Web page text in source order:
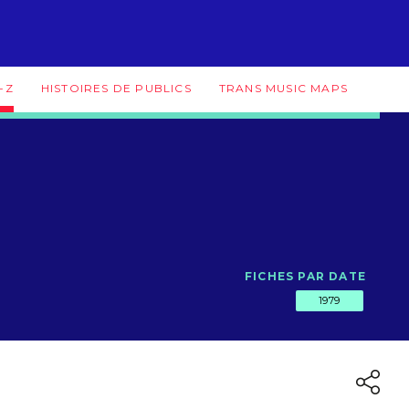
Z HISTOIRES DE PUBLICS TRANS MUSIC MAPS
FICHES PAR DATE
1979